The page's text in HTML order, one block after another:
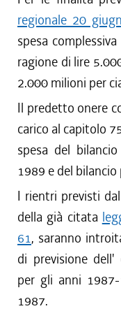
regionale 20
spesa
ragione di lire
2.000 milioni per
Il predetto onere
carico al capitolo
spesa del
1989 e del
I rientri previsti
della già citata
61, saranno
di previsione
per gli anni
1987.